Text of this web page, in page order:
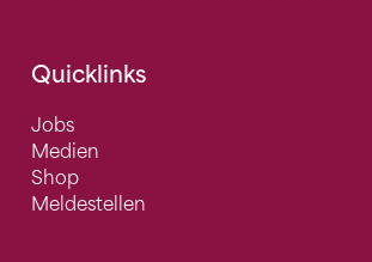
Quicklinks
Jobs
Medien
Shop
Meldestellen